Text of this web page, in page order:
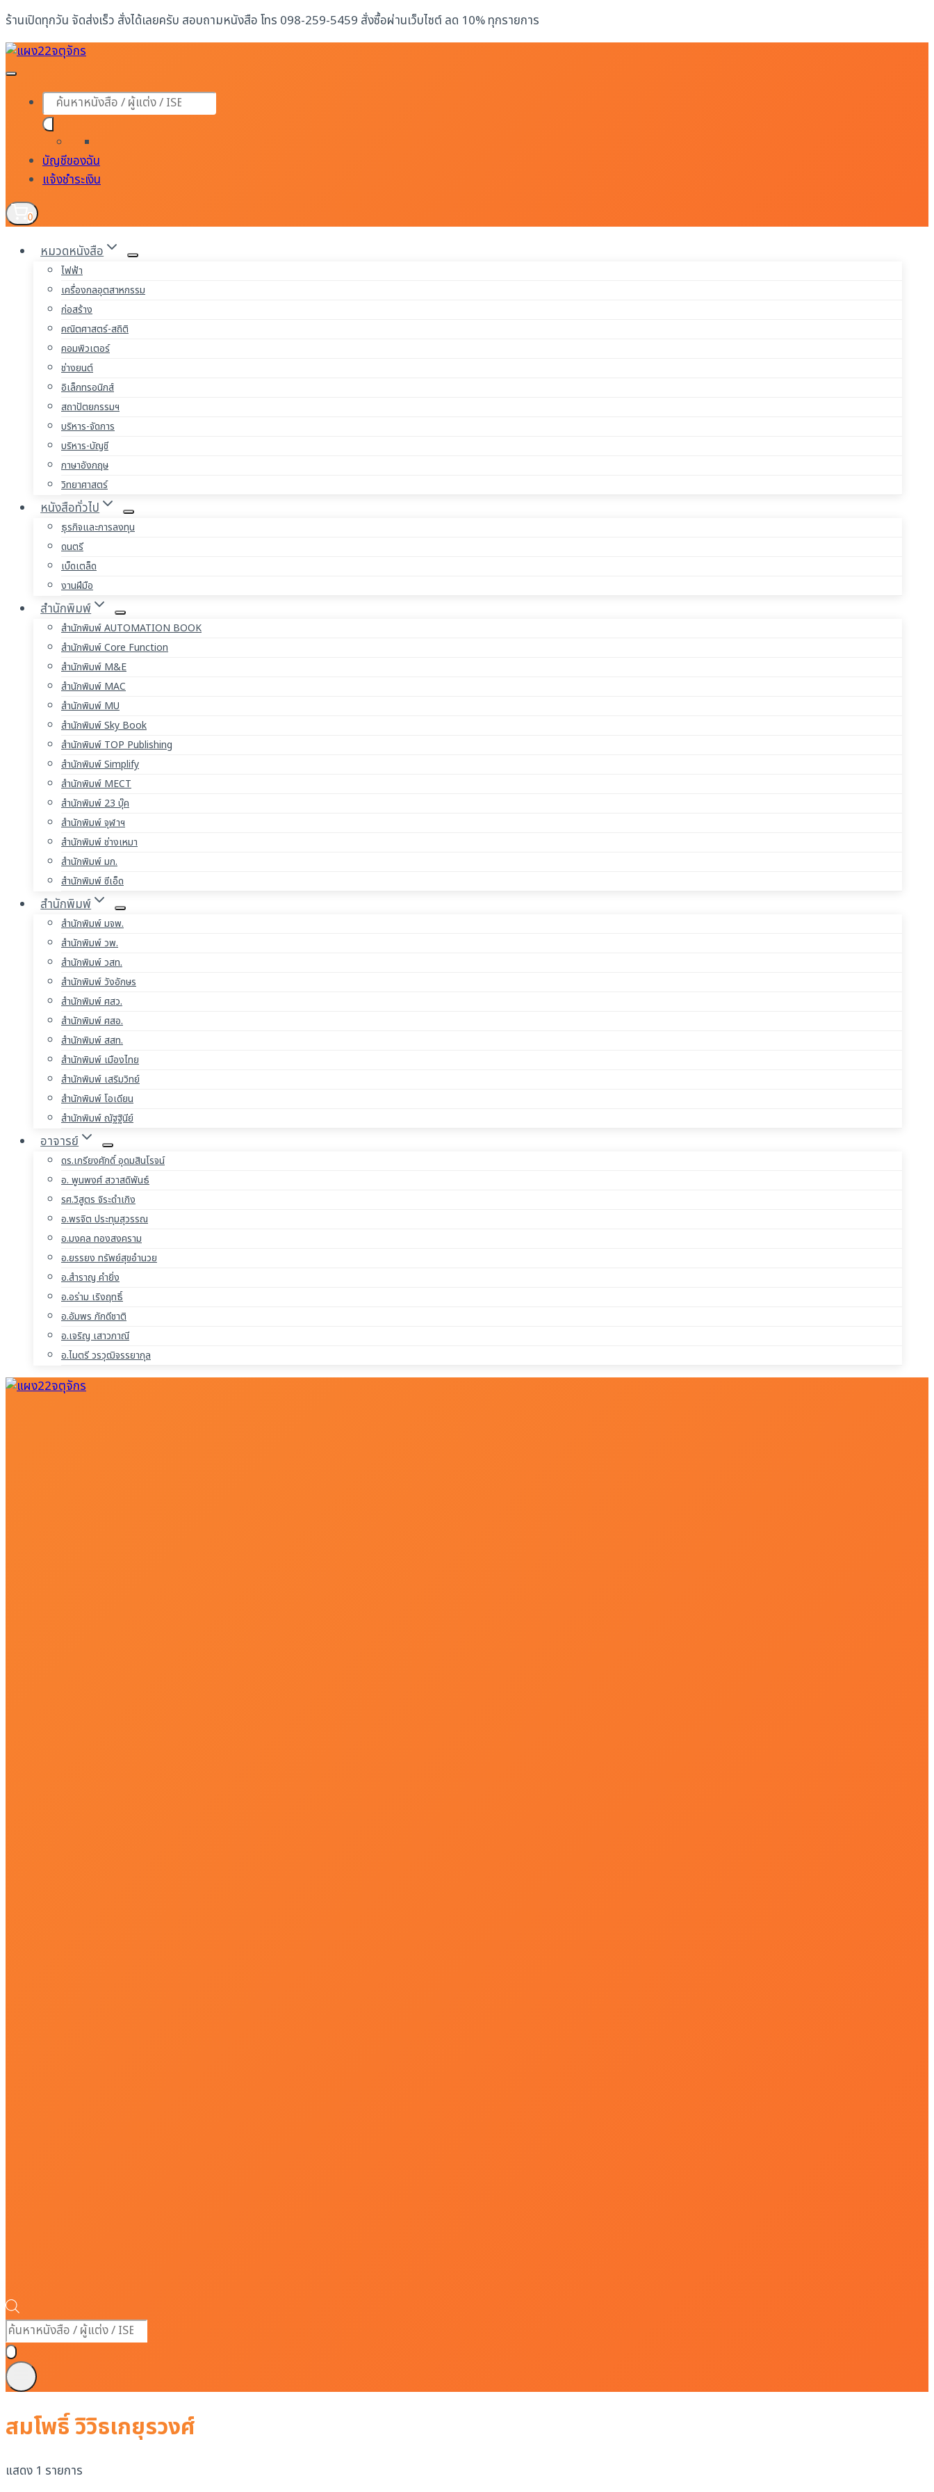
Skip
to
content
ร้านเปิดทุกวัน จัดส่งเร็ว สั่งได้เลยครับ สอบถามหนังสือ โทร 098-259-5459 สั่งซื้อผ่านเว็บไซต์ ลด 10% ทุกรายการ
Products
search
บัญชีของฉัน
แจ้งชำระเงิน
0
หมวดหนังสือ
ไฟฟ้า
เครื่องกลอุตสาหกรรม
ก่อสร้าง
คณิตศาสตร์-สถิติ
คอมพิวเตอร์
ช่างยนต์
อิเล็กทรอนิกส์
สถาปัตยกรรมฯ
บริหาร-จัดการ
บริหาร-บัญชี
ภาษาอังกฤษ
วิทยาศาสตร์
หนังสือทั่วไป
ธุรกิจและการลงทุน
ดนตรี
เบ็ดเตล็ด
งานฝีมือ
สำนักพิมพ์
สำนักพิมพ์ AUTOMATION BOOK
สำนักพิมพ์ Core Function
สำนักพิมพ์ M&E
สำนักพิมพ์ MAC
สำนักพิมพ์ MU
สำนักพิมพ์ Sky Book
สำนักพิมพ์ TOP Publishing
สำนักพิมพ์ Simplify
สำนักพิมพ์ MECT
สำนักพิมพ์ 23 บุ๊ค
สำนักพิมพ์ จุฬาฯ
สำนักพิมพ์ ช่างเหมา
สำนักพิมพ์ มก.
สำนักพิมพ์ ซีเอ็ด
สำนักพิมพ์
สำนักพิมพ์ มจพ.
สำนักพิมพ์ วพ.
สำนักพิมพ์ วสท.
สำนักพิมพ์ วังอักษร
สำนักพิมพ์ ศสว.
สำนักพิมพ์ ศสอ.
สำนักพิมพ์ สสท.
สำนักพิมพ์ เมืองไทย
สำนักพิมพ์ เสริมวิทย์
สำนักพิมพ์ โอเดียน
สำนักพิมพ์ ณัฐฐินีย์
อาจารย์
ดร.เกรียงศักดิ์ อุดมสินโรจน์
อ. พูนพงศ์ สวาสดิพันธ์
รศ.วิสูตร จิระดำเกิง
อ.พรจิต ประทุมสุวรรณ
อ.มงคล ทองสงคราม
อ.ยรรยง ทรัพย์สุขอำนวย
อ.สำราญ คำยิ่ง
อ.อร่าม เริงฤทธิ์
อ.อัมพร ภักดีชาติ
อ.เจริญ เสาวภาณี
อ.ไมตรี วรวุฒิจรรยากุล
Products
search
สมโพธิ์ วิวิธเกยุรวงศ์
แสดง 1 รายการ